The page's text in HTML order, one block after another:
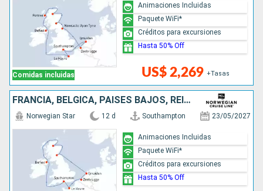
Comidas incluidas US$ 2,269 +Tasas
Animaciones Incluidas
Paquete WiFi*
Créditos para excursiones
Hasta 50% Off
FRANCIA, BÉLGICA, PAISES BAJOS, REINO UNIDO, IRLANDA
Norwegian Star 12 d Southampton 23/05/2027
Animaciones Incluidas
Paquete WiFi*
Créditos para excursiones
Hasta 50% Off